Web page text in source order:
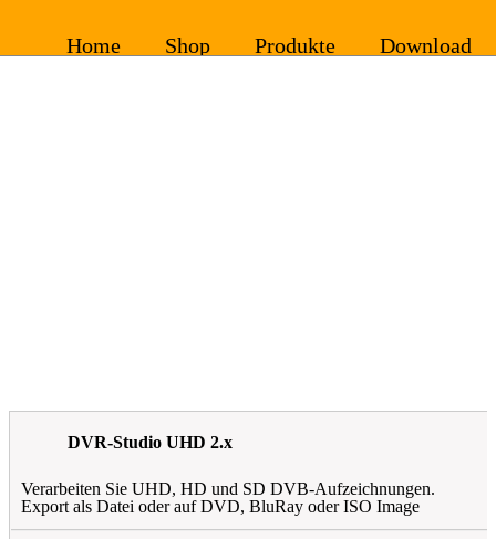
DVR-Studio UHD 2.x
Verarbeiten Sie UHD, HD und SD DVB-Aufzeichnungen.
Export als Datei oder auf DVD, BluRay oder ISO Image